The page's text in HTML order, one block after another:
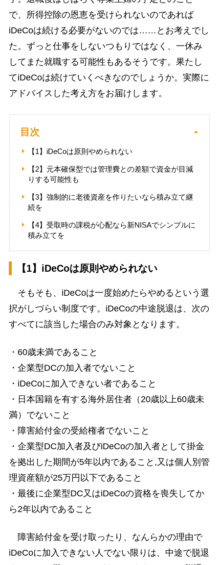
で、所得控除の恩恵を受けられないのであれば
iDeCoは続ける必要がないのでは……とお考えでし
た。ずっと仕事をしないつもりではなく、一休み
してまた就職する可能性もあるそうです。果たし
てiDeCoは続けていくべきなのでしょうか。実際に
アドバイスした考え方をお届けします。
目次
【1】iDeCoは原則やめられない
【2】元本確保型では管理費との差額で資金が目減
りする可能性も
【3】強制的に老後資産を作りたいなら積み立て継
続を
【4】受取時の課税が心配なら新NISAでシンプルに
積み立てを
【1】iDeCoは原則やめられない
そもそも、iDeCoは一度始めたらやめるという選
択がしづらい制度です。iDeCoの中途脱退は、次の
すべてに該当した場合のみ対象となります。
・60歳未満であること
・企業型DCの加入者でないこと
・iDeCoに加入できない者であること
・日本国籍を有する海外居住者（20歳以上60歳未
満）でないこと
・障害給付金の受給権者でないこと
・企業型DC加入者及びiDeCoの加入者として掛金
を拠出した期間が5年以内であること,又は個人別管
理資産額が25万円以下であること
・最後に企業型DC又はiDeCoの資格を喪失してか
ら2年以内であること
障害給付金を受け取ったり、なんらかの理由で
iDeCoに加入できない人でない限りは、中途で脱退